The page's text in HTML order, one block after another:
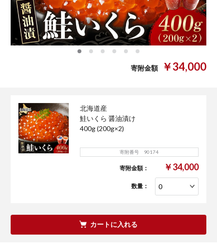
寄附金額 ￥34,000
北海道産
鮭いくら 醤油漬け
400g (200g×2)
寄附番号 90174
寄附金額： ￥34,000
数量：
カートに入れる